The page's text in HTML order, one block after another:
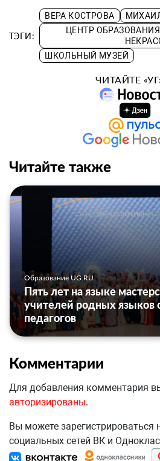
ТЭГИ:
ВЕРА КОСТРОВА
ЦЕНТР
ШКОЛЬНЫЙ МУЗЕЙ
ЧИТАЙТЕ
Читайте также
Образование UG.RU
Пять лет на языке
учителей родных языков
педагогов
Комментарии
Для добавления комментария
авторизированы.
Вы можете
социальных сетей ВК и